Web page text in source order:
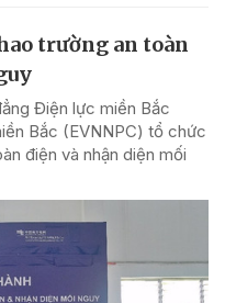
trường an toàn
Điện lực miền Bắc
Bắc (EVNNPC) tổ chức
điện và nhận diện mối